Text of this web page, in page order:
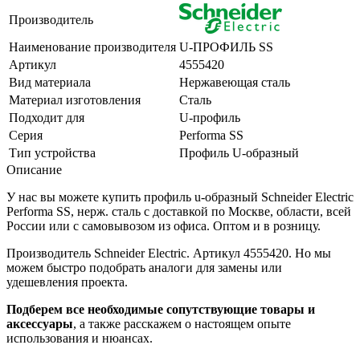
Производитель
Наименование производителя U-ПРОФИЛЬ SS
Артикул
4555420
Вид материала
Нержавеющая сталь
Материал изготовления
Сталь
Подходит для
U-профиль
Серия
Performa SS
Тип устройства
Профиль U-образный
Описание
У нас вы можете купить профиль u-образный Schneider Electric
Performa SS, нерж. сталь с доставкой по Москве, области, всей
России или с самовывозом из офиса. Оптом и в розницу.
Производитель Schneider Electric. Артикул 4555420. Но мы
можем быстро подобрать аналоги для замены или
удешевления проекта.
Подберем все необходимые сопутствующие товары и
аксессуары, а также расскажем о настоящем опыте
использования и нюансах.